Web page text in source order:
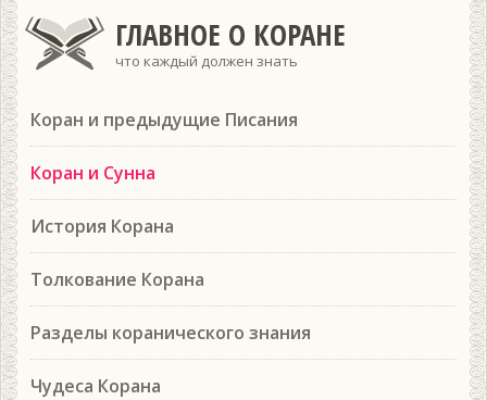
ГЛАВНОЕ О КОРАНЕ
что каждый должен знать
Коран и предыдущие Писания
Коран и Сунна
История Корана
Толкование Корана
Разделы коранического знания
Чудеса Корана